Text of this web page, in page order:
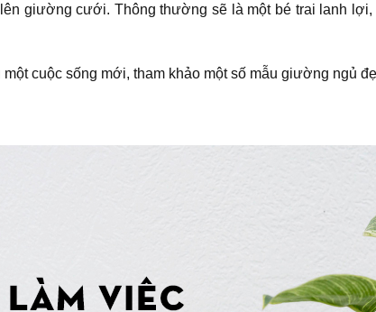
giường cưới. Thông thường sẽ là một bé trai lanh
cuộc sống mới, tham khảo một số mẫu giường ngủ